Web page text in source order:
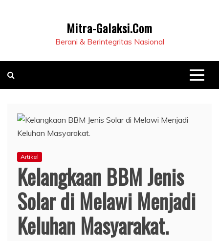
Mitra-Galaksi.Com
Berani & Berintegritas Nasional
Artikel
Kelangkaan BBM Jenis
Solar di Melawi Menjadi
Keluhan Masyarakat.